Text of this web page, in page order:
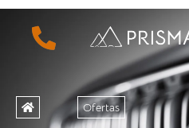
Ofertas